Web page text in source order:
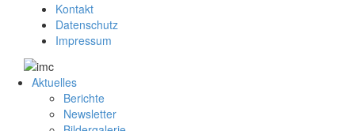
Kontakt
Datenschutz
Impressum
Aktuelles
Berichte
Newsletter